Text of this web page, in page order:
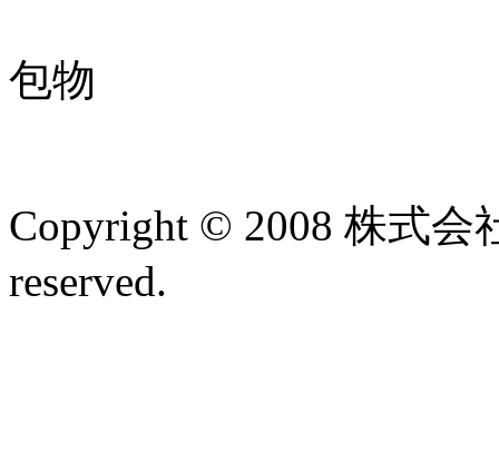
包物
Copyright © 2008 株式会
reserved.